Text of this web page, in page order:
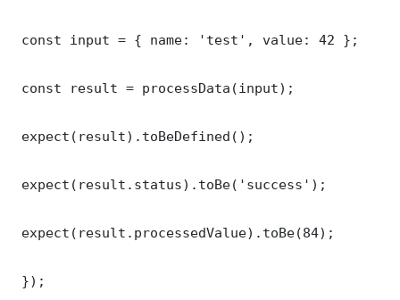
const input = { name: 'test', value: 42 };
const result = processData(input);
expect(result).toBeDefined();
expect(result.status).toBe('success');
expect(result.processedValue).toBe(84);
});